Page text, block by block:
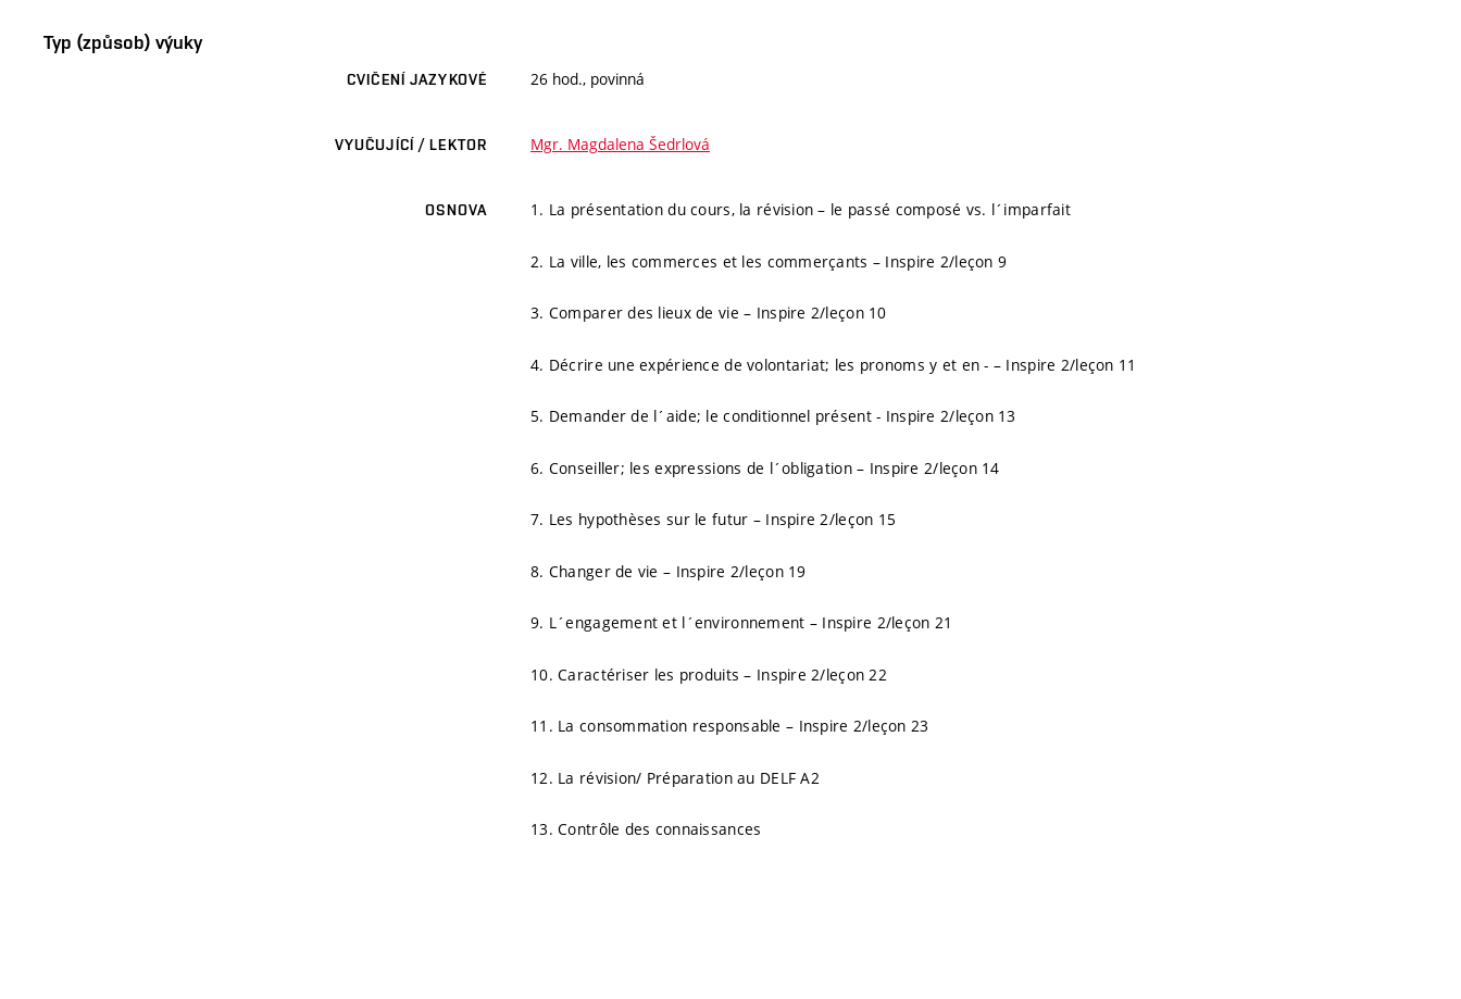
Typ (způsob) výuky
CVIČENÍ JAZYKOVÉ 26 hod., povinná
VYUČUJÍCÍ / LEKTOR Mgr. Magdalena Šedrlová
OSNOVA 1. La présentation du cours, la révision – le passé composé vs. l´imparfait
2. La ville, les commerces et les commerçants – Inspire 2/leçon 9
3. Comparer des lieux de vie – Inspire 2/leçon 10
4. Décrire une expérience de volontariat; les pronoms y et en - – Inspire 2/leçon 11
5. Demander de l´aide; le conditionnel présent - Inspire 2/leçon 13
6. Conseiller; les expressions de l´obligation – Inspire 2/leçon 14
7. Les hypothèses sur le futur – Inspire 2/leçon 15
8. Changer de vie – Inspire 2/leçon 19
9. L´engagement et l´environnement – Inspire 2/leçon 21
10. Caractériser les produits – Inspire 2/leçon 22
11. La consommation responsable – Inspire 2/leçon 23
12. La révision/ Préparation au DELF A2
13. Contrôle des connaissances